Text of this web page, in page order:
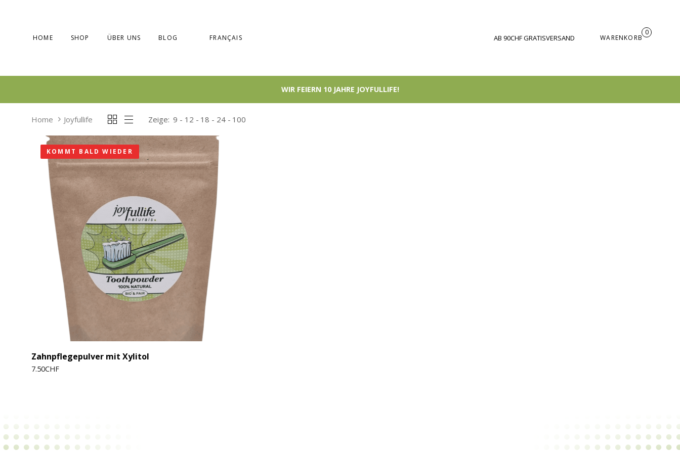
navigation
content
HOME SHOP ÜBER UNS BLOG FRANÇAIS AB 90CHF GRATISVERSAND WARENKORB
0
Home Joyfullife Zeige: 9 12 18 24 100
KOMMT BALD WIEDER
Zahnpflegepulver mit Xylitol
7.50CHF